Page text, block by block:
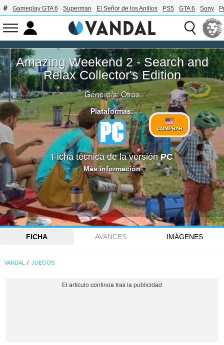
Gameplay GTA 6 Superman El Señor de los Anillos PS5 GTA 6 Sony
Amazing Weekend 2 - Search and
Relax Collector's Edition
Género/s:Otros
Plataformas:
COMPRAR
Ficha técnica de la versiónPC
Más información
FICHA AVANCES IMÁGENES
VANDAL JUEGOS